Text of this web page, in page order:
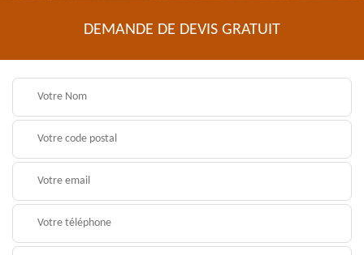
DEMANDE DE DEVIS GRATUIT